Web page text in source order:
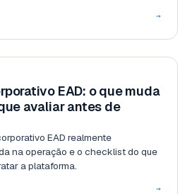
→
EAD: o que muda
avaliar antes de
EAD realmente
na operação e o checklist do que
a plataforma.
→